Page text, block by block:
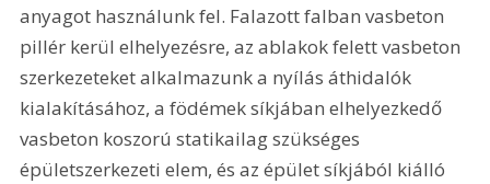
anyagot használunk fel. Falazott falban vasbeton
pillér kerül elhelyezésre, az ablakok felett vasbeton
szerkezeteket alkalmazunk a nyílás áthidalók
kialakításához, a födémek síkjában elhelyezkedő
vasbeton koszorú statikailag szükséges
épületszerkezeti elem, és az épület síkjából kiálló